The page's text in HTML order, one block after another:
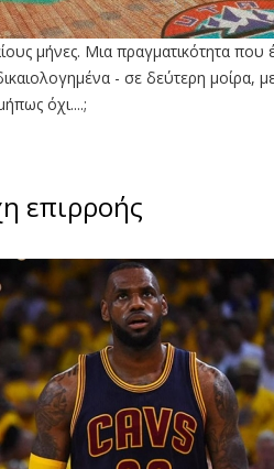
μήνες. Μια πραγματικότητα που
- σε δεύτερη μοίρα,
όχι....;
επιρροής